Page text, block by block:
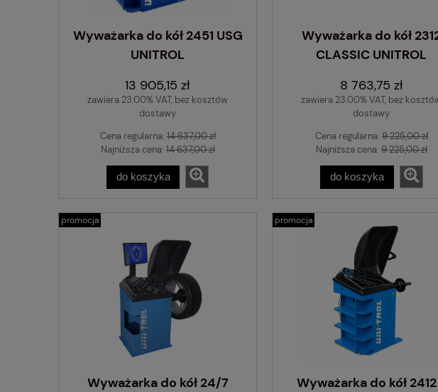
Wyważarka do kół 2451 USG
UNITROL
13 905,15 zł
zawiera 23.00% VAT, bez kosztów
dostawy
Cena regularna:14 637,00 zł
Najniższa cena:14 637,00 zł
do koszyka
Wyważarka do kół
CLASSIC UNITROL
8 763,75 zł
zawiera 23.00% VAT, bez
dostawy
Cena regularna: 9 225,00 zł
Najniższa cena: 9 225,00 zł
do koszyka
Wyważarka do kół 24/7
promocja
Wyważarka do kół
promocja